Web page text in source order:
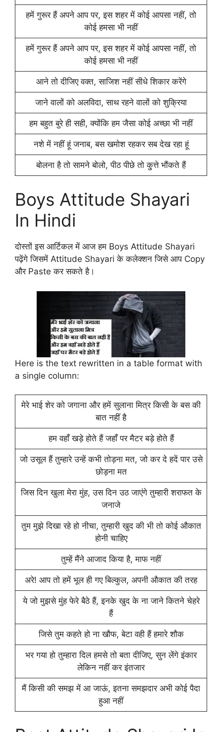
हमें गुरूर हैं अपने आप पर, इस शहर में कोई आपसा नहीं, तो
कोई हमसा भी नहीं
हमें गुरूर हैं अपने आप पर, इस शहर में कोई आपसा नहीं, तो
कोई हमसा भी नहीं
आने तो दीजिए वक्त, साजिश नहीं सीधे शिकार करेंगे
जाने वालों को अलविदा, साथ रहने वालों को शुक्रिया
हम बहुत बुरे ही सही, क्योंकि हम जैसा कोई अच्छा भी नहीं
नशे में नहीं हूं जनाब, बस खमोश रहकर सब देख रहा हूं
बोलना है तो सामने बोलो, पीठ पीछे तो कु्त्ते भौंकते हैं
Boys Attitude Shayari
In Hindi
दोस्तों इस आर्टिकल में आज हम Boys Attitude Shayari
पढ़ेंगे जिसमें Attitude Shayari के कलेक्शन जिसे आप Copy
और Paste कर सकते है।
Here is the text rewritten in a table format with
a single column:
मेरे भाई शेर को जगाना और हमें सुलाना मित्र किसी के बस की
बात नहीं है
हम वहाँ खड़े होते हैं जहाँ पर मैटर बड़े होते हैं
जो उसूल हैं तुम्हारे उन्हें कभी तोड़ना मत, जो कर दे हदें पार उसे
छोड़ना मत
जिस दिन खुला मेरा मुंह, उस दिन उठ जाएंगे तुम्हारी शराफत के
जनाजे
तुम मुझे दिखा रहे हो नीचा, तुम्हारी खुद की भी तो कोई औकात
होनी चाहिए
तुम्हें मैंने आजाद किया है, माफ नहीं
अरे! आप तो हमें भूल ही गए बिल्कुल, अपनी औकात की तरह
ये जो मुझसे मुंह फेरे बैठे हैं, इनके खुद के ना जाने कितने चेहरे
हैं
जिसे तुम कहते हो ना खौफ, बेटा वही हैं हमारे शौक
भर गया हो तुम्हारा दिल हमसे तो बता दीजिए, सुन लेंगे इंकार
लेकिन नहीं कर इंतजार
मैं किसी की समझ में आ जाऊं, इतना समझदार अभी कोई पैदा
हुआ नहीं